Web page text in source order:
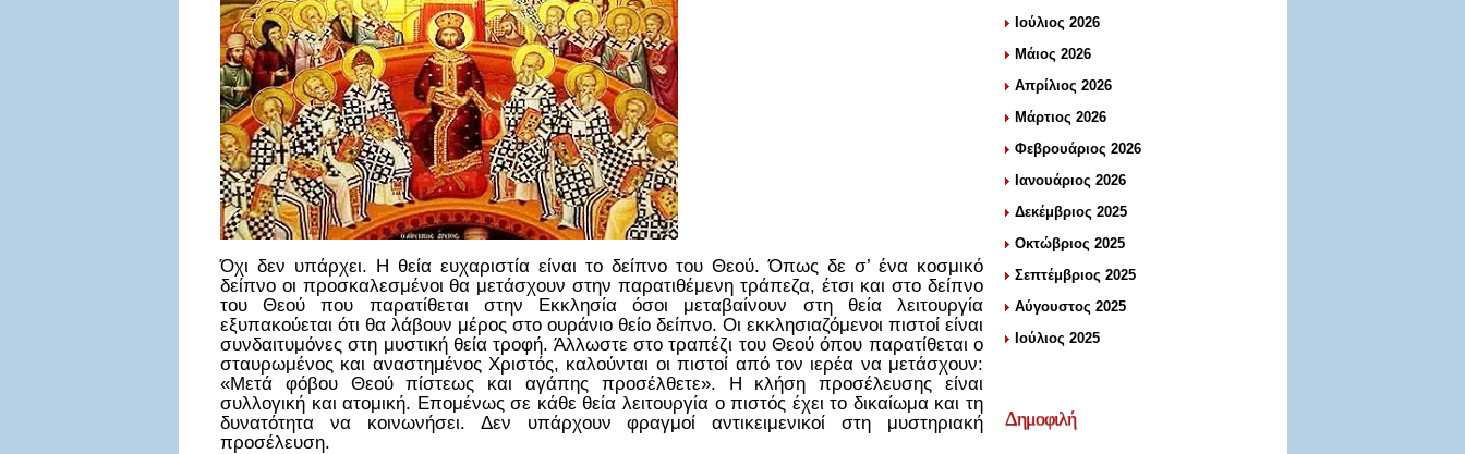
Όχι δεν υπάρχει. Η θεία ευχαριστία είναι το δείπνο του Θεού. Όπως δε σ’ ένα κοσμικό
δείπνο οι προσκαλεσμένοι θα μετάσχουν στην παρατιθέμενη τράπεζα, έτσι και στο δείπνο
του Θεού που παρατίθεται στην Εκκλησία όσοι μεταβαίνουν στη θεία λειτουργία
εξυπακούεται ότι θα λάβουν μέρος στο ουράνιο θείο δείπνο. Οι εκκλησιαζόμενοι πιστοί είναι
συνδαιτυμόνες στη μυστική θεία τροφή. Άλλωστε στο τραπέζι του Θεού όπου παρατίθεται ο
σταυρωμένος και αναστημένος Χριστός, καλούνται οι πιστοί από τον ιερέα να μετάσχουν:
«Μετά φόβου Θεού πίστεως και αγάπης προσέλθετε». Η κλήση προσέλευσης είναι
συλλογική και ατομική. Επομένως σε κάθε θεία λειτουργία ο πιστός έχει το δικαίωμα και τη
δυνατότητα να κοινωνήσει. Δεν υπάρχουν φραγμοί αντικειμενικοί στη μυστηριακή
προσέλευση.
Ιούλιος 2026
Μάιος 2026
Απρίλιος 2026
Μάρτιος 2026
Φεβρουάριος 2026
Ιανουάριος 2026
Δεκέμβριος 2025
Οκτώβριος 2025
Σεπτέμβριος 2025
Αύγουστος 2025
Ιούλιος 2025
Δημοφιλή